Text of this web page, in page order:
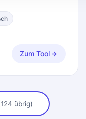
Zum Tool
übrig)